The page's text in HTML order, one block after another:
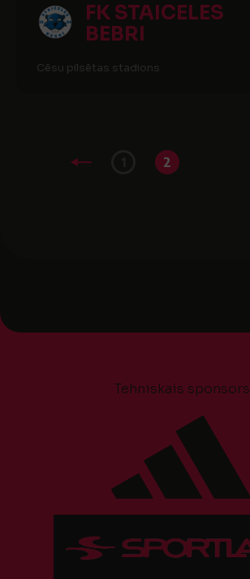
FK STAICELES
BEBRI
Cēsu pilsētas stadions
2
Tehniskais sponsors